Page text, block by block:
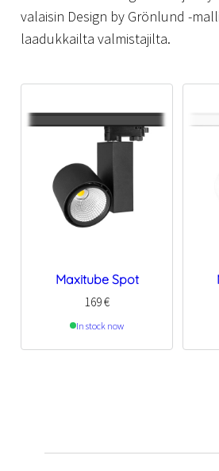
valaisin Design by Grönlund -
laadukkailta valmistajilta.
Maxitube Spot
169€
In stock now